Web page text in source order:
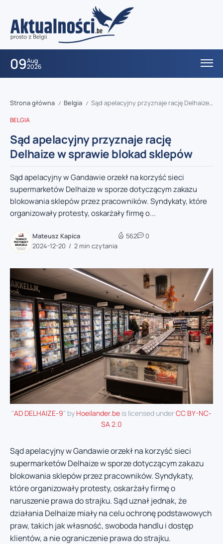
09Aug
2026
Strona główna / Belgia / Sąd apelacyjny przyznaje rację Delhaize w sprawie blokad sklepów
BELGIA
Sąd apelacyjny przyznaje rację
Delhaize w sprawie blokad sklepów
Sąd apelacyjny w Gandawie orzekł na korzyść sieci
supermarketów Delhaize w sporze dotyczącym zakazu
blokowania sklepów przez pracowników. Syndykaty, które
organizowały protesty, oskarżały firmę o...
Mateusz Kapica
2024-12-20
2 min czytania
562 0
"AD DELHAIZE-9" by Hoeilander.be is licensed underCC BY-NC-
SA 2.0
Sąd apelacyjny w Gandawie orzekł na korzyść sieci
supermarketów Delhaize w sporze dotyczącym zakazu
blokowania sklepów przez pracowników. Syndykaty,
które organizowały protesty, oskarżały firmę o
naruszenie prawa do strajku. Sąd uznał jednak, że
działania Delhaize miały na celu ochronę podstawowych
praw, takich jak własność, swoboda handlu i dostęp
klientów, a nie ograniczenie prawa do strajku.